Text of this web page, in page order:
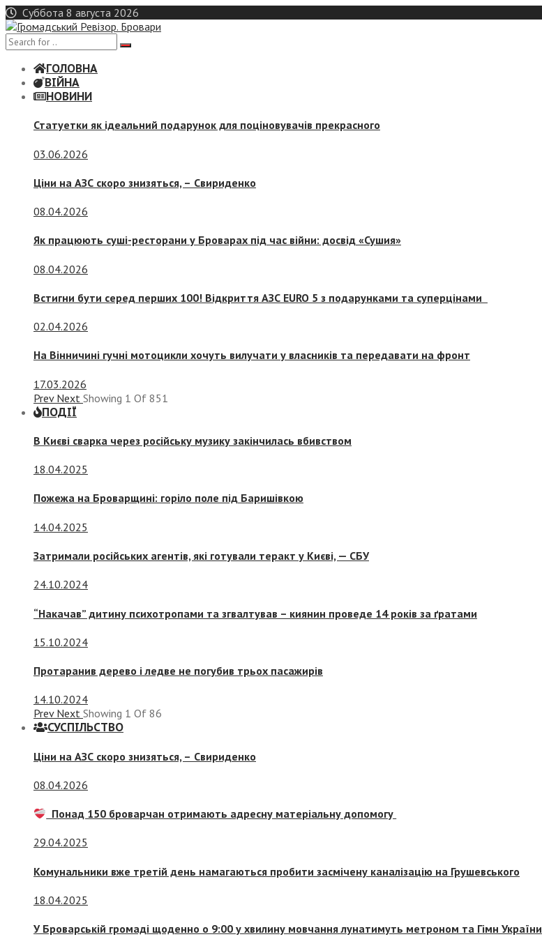
Skip
to
content
Суббота 8 августа 2026
ГОЛОВНА
ВІЙНА
НОВИНИ
Статуетки як ідеальний подарунок для поціновувачів прекрасного
03.06.2026
Ціни на АЗС скоро знизяться, – Свириденко
08.04.2026
Як працюють суші-ресторани у Броварах під час війни: досвід «Сушия»
08.04.2026
Встигни бути серед перших 100! Відкриття АЗС EURO 5 з подарунками та суперцінами
02.04.2026
На Вінничині гучні мотоцикли хочуть вилучати у власників та передавати на фронт
17.03.2026
Prev Next Showing 1 Of 851
ПОДІЇ
В Києві сварка через російську музику закінчилась вбивством
18.04.2025
Пожежа на Броварщині: горіло поле під Баришівкою
14.04.2025
Затримали російських агентів, які готували теракт у Києві, — СБУ
24.10.2024
“Накачав” дитину психотропами та згвалтував – киянин проведе 14 років за ґратами
15.10.2024
Протаранив дерево і ледве не погубив трьох пасажирів
14.10.2024
Prev Next Showing 1 Of 86
СУСПIЛЬСТВО
Ціни на АЗС скоро знизяться, – Свириденко
08.04.2026
Понад 150 броварчан отримають адресну матеріальну допомогу
29.04.2025
Комунальники вже третій день намагаються пробити засмічену каналізацію на Грушевського
18.04.2025
У Броварській громаді щоденно о 9:00 у хвилину мовчання лунатимуть метроном та Гімн України